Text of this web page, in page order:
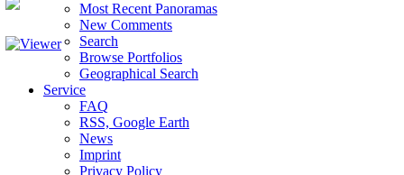
Most Recent Panoramas
New Comments
Search
Browse Portfolios
Geographical Search
Service
FAQ
RSS, Google Earth
News
Imprint
Privacy Policy